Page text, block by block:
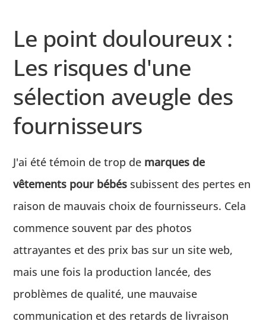
Le point douloureux :
Les risques d'une
sélection aveugle des
fournisseurs
J'ai été témoin de trop de marques de
vêtements pour bébés subissent des pertes en
raison de mauvais choix de fournisseurs. Cela
commence souvent par des photos
attrayantes et des prix bas sur un site web,
mais une fois la production lancée, des
problèmes de qualité, une mauvaise
communication et des retards de livraison